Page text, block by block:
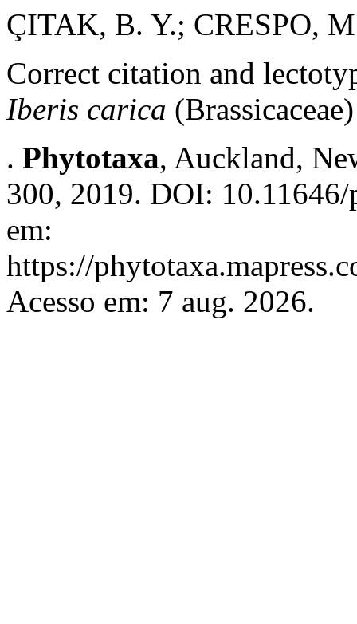
ÇITAK, B. Y.; CRESPO,
Correct citation and
Iberis carica (Brassicaceae)
. Phytotaxa, Auckland,
300, 2019. DOI:
em:
https://
Acesso em: 7 aug. 2026.